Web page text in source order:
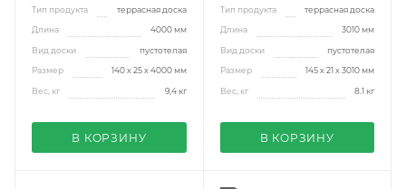
Тип продукта террасная доска
Длина 4000 мм
Вид доски пустотелая
Размер 140 х 25 х 4000 мм
Вес, кг 9,4 кг
В КОРЗИНУ
Тип продукта террасная доска
Длина 3010 мм
Вид доски пустотелая
Размер 145 х 21 х 3010 мм
Вес, кг 8.1 кг
В КОРЗИНУ